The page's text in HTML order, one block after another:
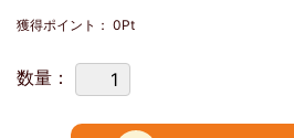
獲得ポイント： 0Pt
数量：